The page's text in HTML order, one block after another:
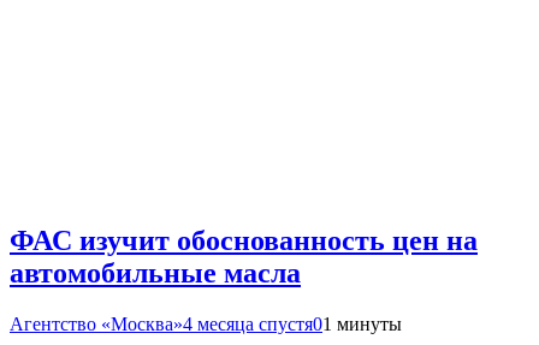
ФАС изучит обоснованность цен на
автомобильные масла
Агентство «Москва»4 месяца спустя01 минуты